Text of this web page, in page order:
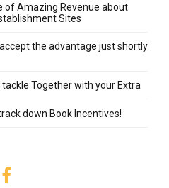
of Amazing Revenue about
Sites
the advantage just shortly
Together with your Extra
down Book Incentives!